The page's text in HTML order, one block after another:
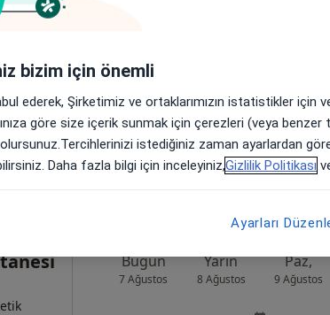
• Harita
Randevu talep et
Bugün
7 Ağustos
Yarın
8 Ağustos
Paz,
9 Ağustos
bizim için önemli
ederek, Şirketimiz ve ortaklarımızın istatistikler için
göre size içerik sunmak için çerezleri (veya
istediğiniz zaman ayarlardan
Daha fazla bilgi için inceleyiniz,Gizlilik Politikası
Ayarları